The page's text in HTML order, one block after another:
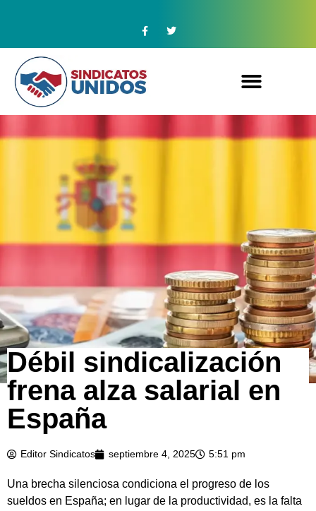
Débil sindicalización
frena alza salarial en
España
Editor Sindicatos septiembre 4, 2025 5:51 pm
Una brecha silenciosa condiciona el progreso de los
sueldos en España; en lugar de la productividad, es la falta